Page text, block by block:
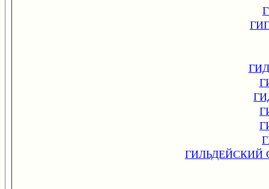
ГИЛЬДЕЙСКИЙ